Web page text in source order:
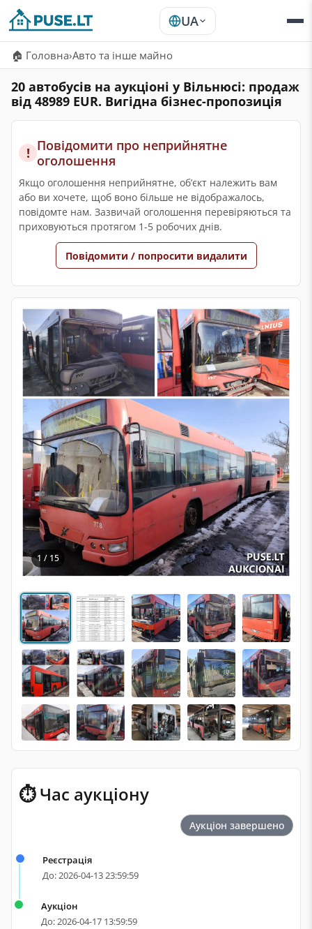
UA
🏠 Головна›Авто та інше майно
20 автобусів на аукціоні у Вільнюсі: продаж
від 48989 EUR. Вигідна бізнес-пропозиція
1 / 15
⏱ Час аукціону
Аукціон завершено
Реєстрація
До: 2026-04-13 23:59:59
Аукціон
До: 2026-04-17 13:59:59
! Повідомити про неприйнятне
оголошення
Якщо оголошення неприйнятне, обʼєкт належить вам
або ви хочете, щоб воно більше не відображалось,
повідомте нам. Зазвичай оголошення перевіряються та
приховуються протягом 1-5 робочих днів.
Повідомити / попросити видалити